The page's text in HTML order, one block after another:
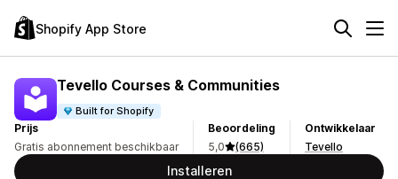
Shopify App Store
Tevello Courses & Communities
Built for Shopify
Prijs
Gratis abonnement beschikbaar
Beoordeling
5,0
(665)
Ontwikkelaar
Tevello
Installeren